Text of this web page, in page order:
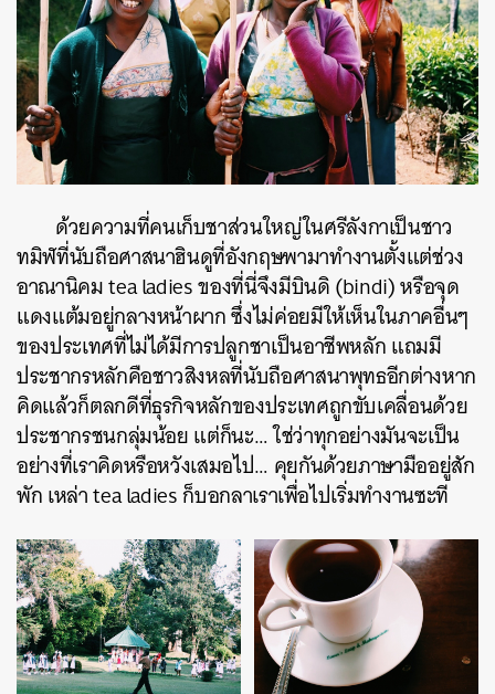
ด้วยความที่คนเก็บชาส่วนใหญ่ในศรีลังกาเป็นชาว
ทมิฬที่นับถือศาสนาฮินดูที่อังกฤษพามาทำงานตั้งแต่ช่วง
อาณานิคม tea ladies ของที่นี่จึงมีบินดิ (bindi) หรือจุด
แดงแต้มอยู่กลางหน้าผาก ซึ่งไม่ค่อยมีให้เห็นในภาคอื่นๆ
ของประเทศที่ไม่ได้มีการปลูกชาเป็นอาชีพหลัก แถมมี
ประชากรหลักคือชาวสิงหลที่นับถือศาสนาพุทธอีกต่างหาก
คิดแล้วก็ตลกดีที่ธุรกิจหลักของประเทศถูกขับเคลื่อนด้วย
ประชากรชนกลุ่มน้อย แต่ก็นะ… ใช่ว่าทุกอย่างมันจะเป็น
อย่างที่เราคิดหรือหวังเสมอไป… คุยกันด้วยภาษามืออยู่สัก
พัก เหล่า tea ladies ก็บอกลาเราเพื่อไปเริ่มทำงานซะที